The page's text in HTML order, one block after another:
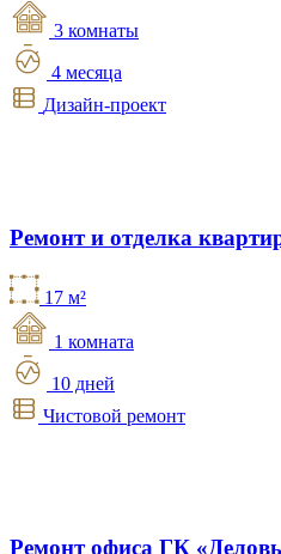
3 комнаты
4 месяца
Дизайн-проект
Ремонт и отделка
17 м²
1 комната
10 дней
Чистовой ремонт
Ремонт офиса ГК